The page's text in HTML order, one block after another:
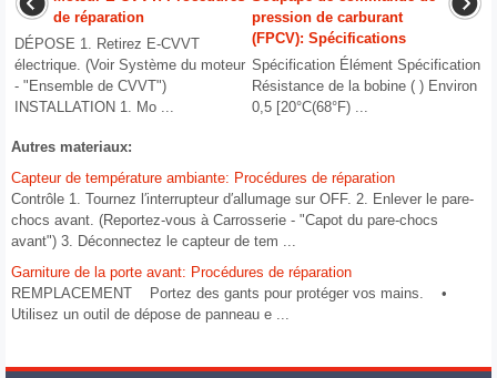
de réparation
DÉPOSE 1. Retirez E-CVVT
électrique. (Voir Système du moteur
- "Ensemble de CVVT")
INSTALLATION 1. Mo ...
pression de carburant
(FPCV): Spécifications
Spécification Élément Spécification
Résistance de la bobine ( ) Environ
0,5 [20°C(68°F) ...
Autres materiaux:
Capteur de température ambiante: Procédures de réparation
Contrôle 1. Tournez l′interrupteur d′allumage sur OFF. 2. Enlever le pare-
chocs avant. (Reportez-vous à Carrosserie - "Capot du pare-chocs
avant") 3. Déconnectez le capteur de tem ...
Garniture de la porte avant: Procédures de réparation
REMPLACEMENT Portez des gants pour protéger vos mains. •
Utilisez un outil de dépose de panneau e ...